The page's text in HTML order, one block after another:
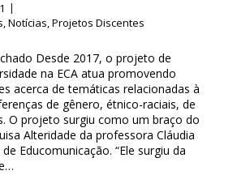
,Notícias,Projetos Discentes
Desde 2017, o projeto de
na ECA atua promovendo
acerca de temáticas relacionadas à
de gênero, étnico-raciais, de
O projeto surgiu como um braço do
Alteridade da professora Cláudia
Educomunicação. “Ele surgiu da